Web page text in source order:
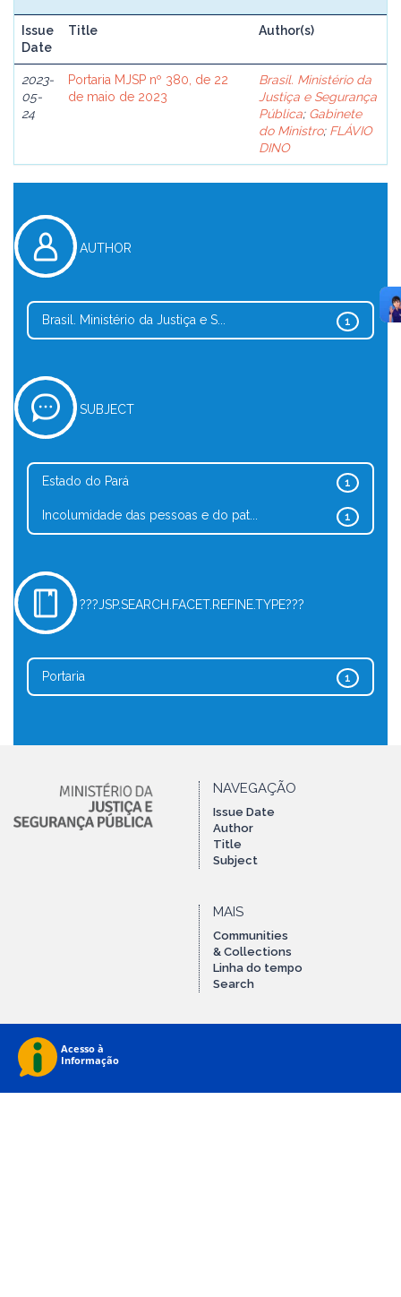
Issue
Date
Title Author(s)
2023-
05-
24
Portaria MJSP nº 380, de 22
de maio de 2023
Brasil. Ministério da
Justiça e Segurança
Pública; Gabinete
do Ministro; FLÁVIO
DINO
AUTHOR
1
Brasil. Ministério da Justiça e S...
SUBJECT
1
Estado do Pará
1
Incolumidade das pessoas e do pat...
???JSP.SEARCH.FACET.REFINE.TYPE???
1
Portaria
NAVEGAÇÃO
Issue Date
Author
Title
Subject
MAIS
Communities
& Collections
Linha do tempo
Search